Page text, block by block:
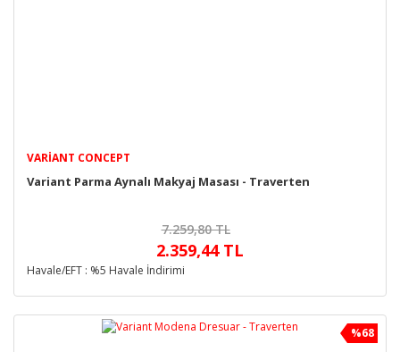
VARIANT CONCEPT
Variant Parma Aynalı Makyaj Masası - Traverten
7.259,80 TL
2.359,44 TL
Havale/EFT : %5 Havale İndirimi
%68